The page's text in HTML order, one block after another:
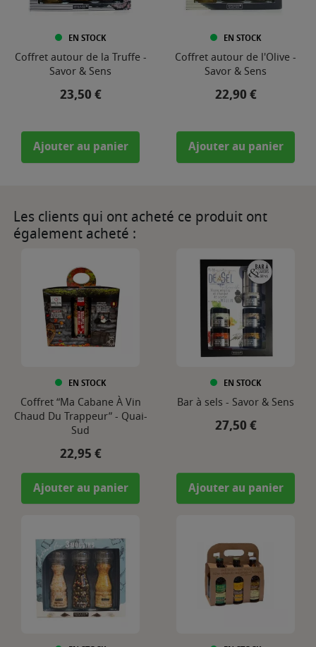
EN STOCK
Coffret autour de la Truffe -
Savor & Sens
Prix
23,50 €
Ajouter au panier
EN STOCK
Coffret autour de l'Olive -
Savor & Sens
Prix
22,90 €
Ajouter au panier
Les clients qui ont acheté ce produit ont
également acheté :
EN STOCK
Coffret “Ma Cabane À Vin
Chaud Du Trappeur” - Quai-
Sud
Prix
22,95 €
Ajouter au panier
EN STOCK
Bar à sels - Savor & Sens
Prix
27,50 €
Ajouter au panier